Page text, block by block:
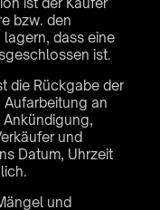
bzw. den
dass eine
ist.
die Rückgabe der
an
und
Datum, Uhrzeit
und